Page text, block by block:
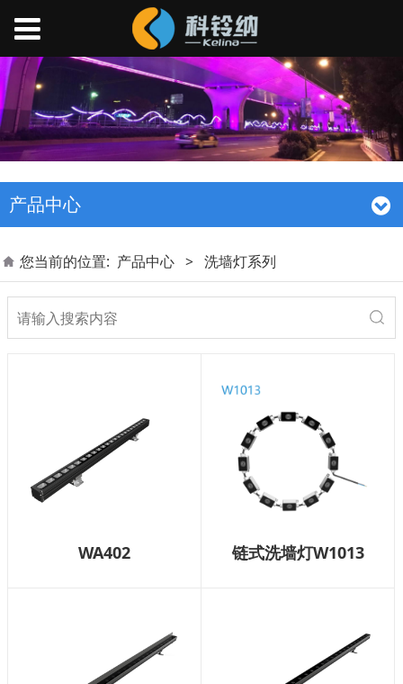
产品中心
您当前的位置: 产品中心 > 洗墙灯系列
WA402 链式洗墙灯W1013